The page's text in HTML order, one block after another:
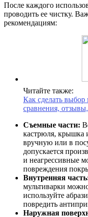
После каждого
проводить ее чистку.
рекомендациям:
Читайте также:
Как сделать выбор
сравнения,
Съемные части:
кастрюля, крышка
вручную или в
допускается
и неагрессивные
повреждения
Внутренняя
мультиварки
используйте
повредить
Наружная